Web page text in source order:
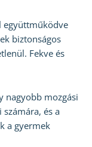
együttműködve
biztonságos
Fekve és
nagyobb mozgási
és a
a gyermek